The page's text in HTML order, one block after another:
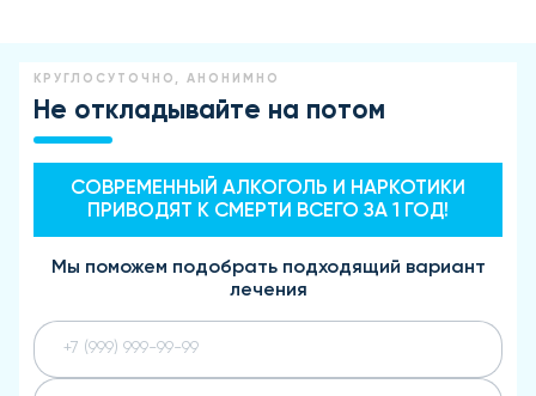
КРУГЛОСУТОЧНО, АНОНИМНО
Не откладывайте на потом
СОВРЕМЕННЫЙ АЛКОГОЛЬ И НАРКОТИКИ
ПРИВОДЯТ К СМЕРТИ ВСЕГО ЗА 1 ГОД!
Мы поможем подобрать подходящий вариант
лечения